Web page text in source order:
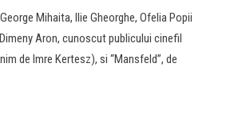
Mihaita, Ilie Gheorghe, Ofelia Popii
Aron, cunoscut publicului cinefil
de Imre Kertesz), si “Mansfeld”, de